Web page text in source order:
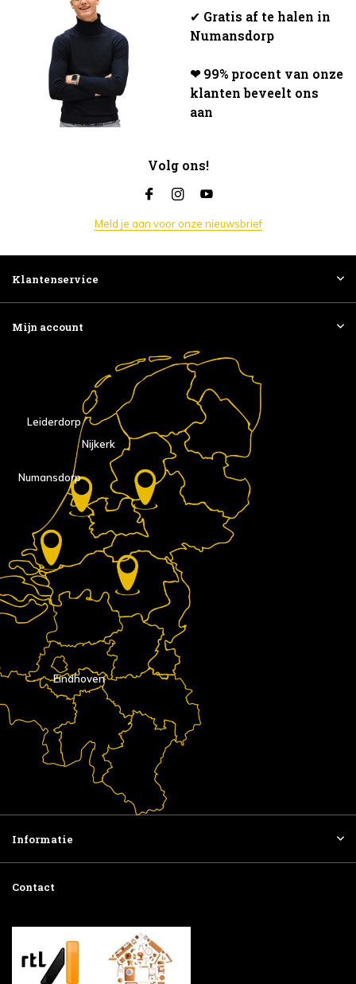
✔ Gratis af te halen in
Numansdorp
❤ 99% procent van onze
klanten beveelt ons
aan
Volg ons!
Meld je aan voor onze nieuwsbrief
Klantenservice
Mijn account
Eindhoven
Nijkerk
Numansdorp
Leiderdorp
Informatie
Contact